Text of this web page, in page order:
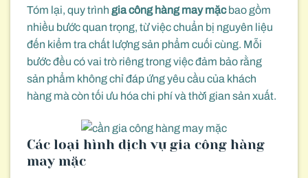
Tóm lại, quy trình gia công hàng may mặcbao gồm
nhiều bước quan trọng, từ việc chuẩn bị nguyên liệu
đến kiểm tra chất lượng sản phẩm cuối cùng. Mỗi
bước đều có vai trò riêng trong việc đảm bảo rằng
sản phẩm không chỉ đáp ứng yêu cầu của khách
hàng mà còn tối ưu hóa chi phí và thời gian sản xuất.
Các loại hình dịch vụ gia công hàng
may mặc